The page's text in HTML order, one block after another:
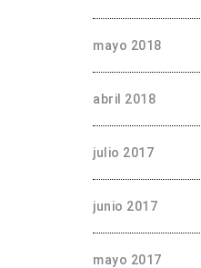
mayo 2018
abril 2018
julio 2017
junio 2017
mayo 2017